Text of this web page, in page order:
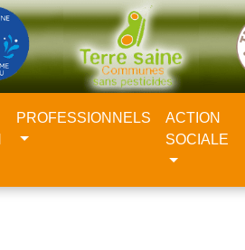
PROFESSIONNELS
ACTION
SOCIALE